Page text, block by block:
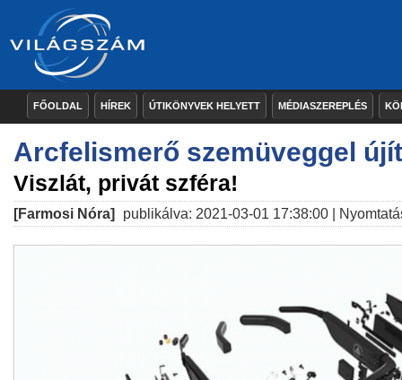
FŐOLDAL HÍREK ÚTIKÖNYVEK HELYETT MÉDIASZEREPLÉS
Arcfelismerő szemüveggel
Viszlát, privát szféra!
[Farmosi Nóra] publikálva: 2021-03-01 17:38:00 |